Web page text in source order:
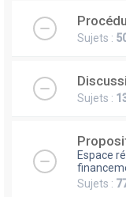
Sujets :
Sujets :
Espace
Sujets :